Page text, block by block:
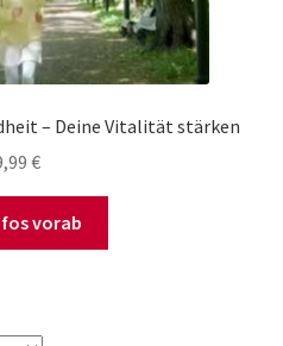
– Deine Vitalität stärken
€
vorab